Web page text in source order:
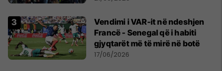
Vendimi i VAR-it në ndeshjen
Francë - Senegal që i habiti
gjyqtarët më të mirë në botë
17/06/2026